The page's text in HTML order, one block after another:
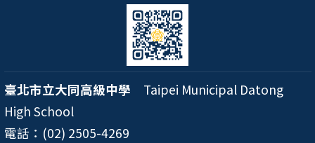
臺北市立大同高級中學 Taipei Municipal Datong
High School
電話：(02) 2505-4269